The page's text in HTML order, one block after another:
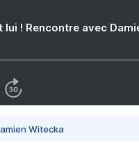
! Rencontre avec
Witecka